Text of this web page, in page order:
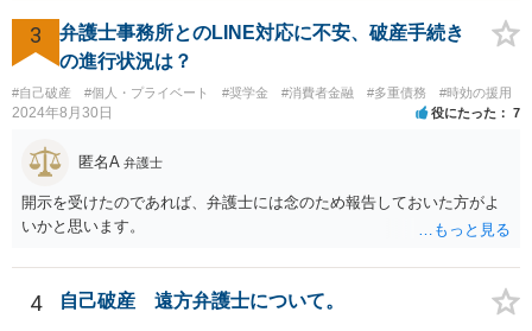
3
弁護士事務所とのLINE対応に不安、破産手続き
の進行状況は？
#自己破産 #個人・プライベート #奨学金 #消費者金融 #多重債務 #時効の援用
2024年8月30日 役にたった 7
匿名A 弁護士
開示を受けたのであれば、弁護士には念のため報告しておいた方がよ
いかと思います。
4 自己破産 遠方弁護士について。